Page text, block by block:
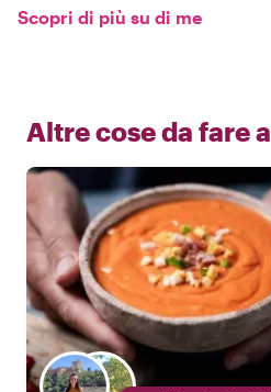
Scopri di più su di me
Altre cose da fare a